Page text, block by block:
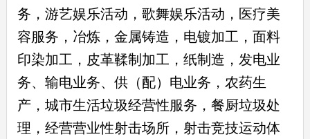
务，游艺娱乐活动，歌舞娱乐活动，医疗美
容服务，冶炼，金属铸造，电镀加工，面料
印染加工，皮革鞣制加工，纸制造，发电业
务、输电业务、供（配）电业务，农药生
产，城市生活垃圾经营性服务，餐厨垃圾处
理，经营营业性射击场所，射击竞技运动体